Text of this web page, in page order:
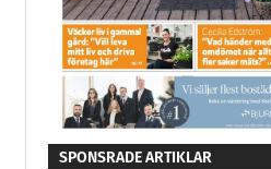
SPONSRADE ARTIKLAR